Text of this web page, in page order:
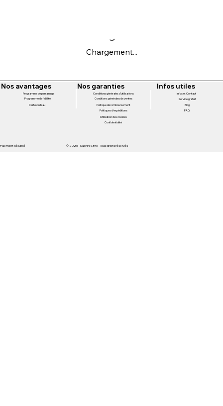
Chargement...
Nos avantages Nos garanties Infos utiles
Programme de parrainage
Programme de fidélité
Carte cadeau
Conditions générales d'utilisations
Conditions générales de ventes
Infos et Contact
Politique de remboursement
Service gratuit
Politiques d'expéditions
Blog
Confidentialité
Utilisation des cookies
FAQ
Paiement sécurisé © 2026 - Saphira Style - Tous droits réservés